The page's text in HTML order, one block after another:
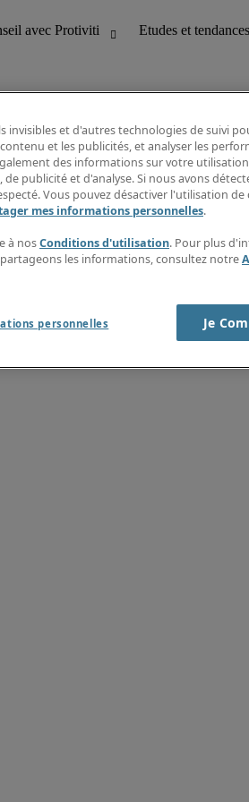
Etudes et tendances
Fiches métiers
Guide des salaires
Informations intérimaires
S'abonner à la newsletter
Créer une alerte emploi
invisibles et d'autres technologies de suivi
et les publicités, et analyser les
des informations sur votre
publicité et d'analyse. Si nous avons
Vous pouvez désactiver l'utilisation de
mes informations personnelles.
à nosConditions d'utilisation. Pour plus
les informations, consultez notre
personnelles Je